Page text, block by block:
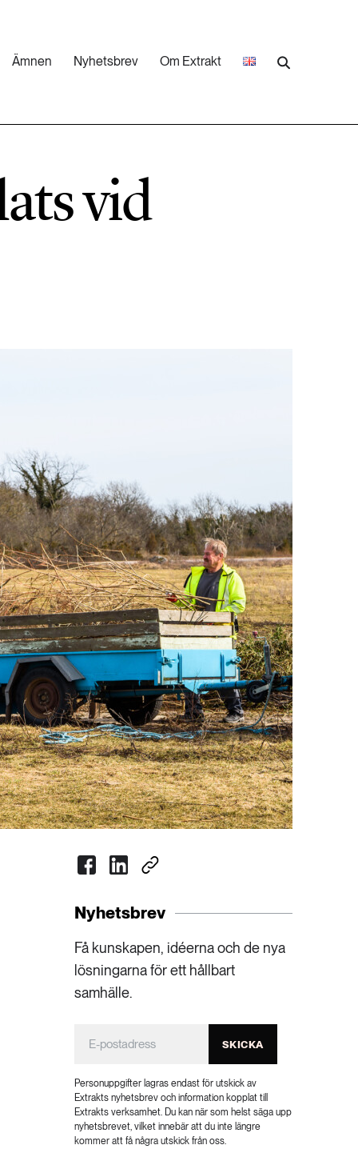
Ämnen Nyhetsbrev Om Extrakt
ARTIKLAR vid
Nyhetsbrev
Få kunskapen, idéerna och de nya
lösningarna för ett hållbart
samhälle.
SKICKA
Personuppgifter lagras endast för utskick av
Extrakts nyhetsbrev och information kopplat till
Extrakts verksamhet. Du kan när som helst säga upp
nyhetsbrevet, vilket innebär att du inte längre
kommer att få några utskick från oss.